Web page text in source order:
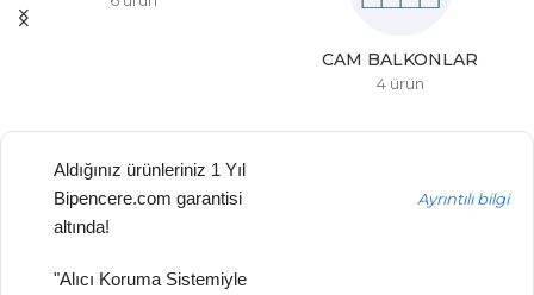
CAM BALKONLAR
4 ürün
Aldığınız ürünleriniz 1 Yıl
Bipencere.com garantisi
altında!
Ayrıntılı bilgi
"Alıcı Koruma Sistemiyle